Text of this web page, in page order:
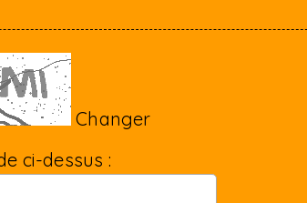
Changer
ci-dessus :